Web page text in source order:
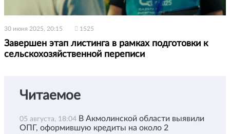
30 июня 2025, 20:15 1525
Завершен этап листинга в рамках подготовки к
сельскохозяйственной переписи
Читаемое
05 августа, 18:04 В Акмолинской области выявили
ОПГ, оформившую кредиты на около 2